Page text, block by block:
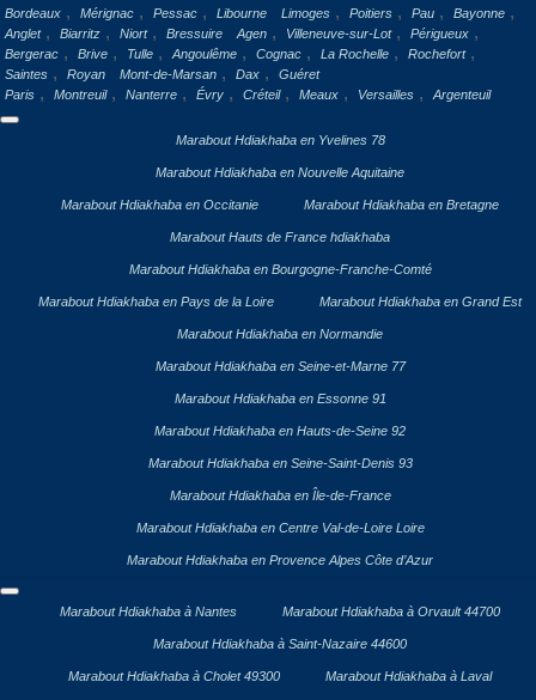
Bordeaux , Mérignac , Pessac , Libourne Limoges , Poitiers , Pau , Bayonne ,
Anglet , Biarritz , Niort , Bressuire Agen , Villeneuve-sur-Lot , Périgueux ,
Bergerac , Brive , Tulle , Angoulême , Cognac , La Rochelle , Rochefort ,
Saintes , Royan Mont-de-Marsan , Dax ,
Guéret
Paris , Montreuil , Nanterre , Évry , Créteil , Meaux , Versailles , Argenteuil
Marabout Hdiakhaba en Yvelines 78
Marabout Hdiakhaba en Nouvelle Aquitaine
Marabout Hdiakhaba en Occitanie Marabout Hdiakhaba en Bretagne
Marabout Hauts de France hdiakhaba
Marabout Hdiakhaba en Bourgogne-Franche-Comté
Marabout Hdiakhaba en Pays de la Loire Marabout Hdiakhaba en Grand Est
Marabout Hdiakhaba en Normandie
Marabout Hdiakhaba en Seine-et-Marne 77
Marabout Hdiakhaba en Essonne 91
Marabout Hdiakhaba en Hauts-de-Seine 92
Marabout Hdiakhaba en Seine-Saint-Denis 93
Marabout Hdiakhaba en Île-de-France
Marabout Hdiakhaba en Centre Val-de-Loire Loire
Marabout Hdiakhaba en Provence Alpes Côte d’Azur
Marabout Hdiakhaba à Nantes Marabout Hdiakhaba à Orvault 44700
Marabout Hdiakhaba à Saint-Nazaire 44600
Marabout Hdiakhaba à Cholet 49300 Marabout Hdiakhaba à Laval